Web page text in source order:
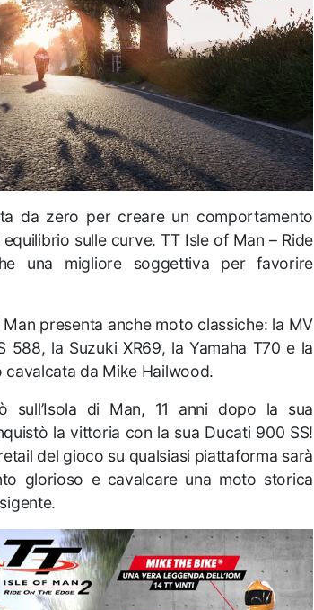
da zero per creare un comportamento
sulle curve. TT Isle of Man – Ride
una migliore soggettiva per favorire
presenta anche moto classiche: la MV
588, la Suzuki XR69, la Yamaha T70 e la
da Mike Hailwood.
sull’Isola di Man, 11 anni dopo la sua
la vittoria con la sua Ducati 900 SS!
del gioco su qualsiasi piattaforma sarà
glorioso e cavalcare una moto storica